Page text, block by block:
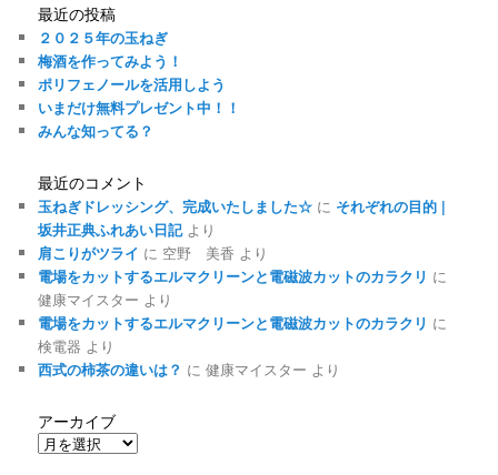
最近の投稿
２０２５年の玉ねぎ
梅酒を作ってみよう！
ポリフェノールを活用しよう
いまだけ無料プレゼント中！！
みんな知ってる？
最近のコメント
玉ねぎドレッシング、完成いたしました☆ に それぞれの目的 |
坂井正典ふれあい日記より
肩こりがツライ に 空野 美香 より
電場をカットするエルマクリーンと電磁波カットのカラクリ に
健康マイスター より
電場をカットするエルマクリーンと電磁波カットのカラクリ に
検電器 より
西式の柿茶の違いは？ に健康マイスター より
アーカイブ
ア